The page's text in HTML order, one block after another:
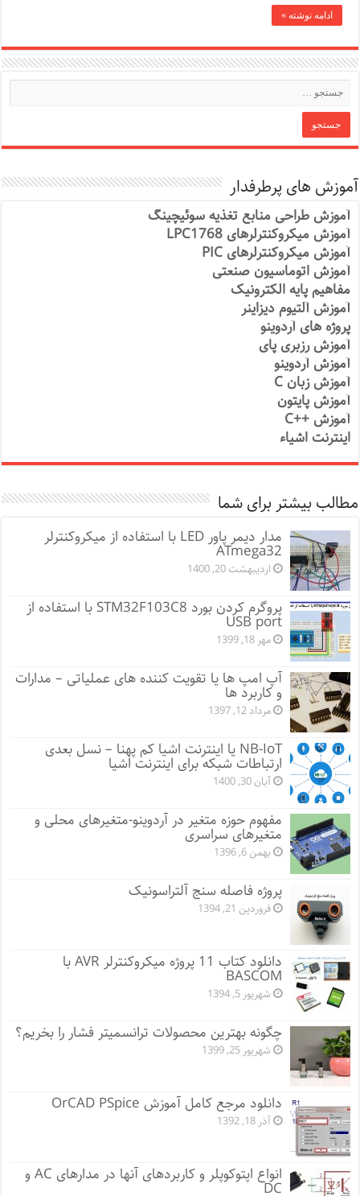
ادامه نوشته »
آموزش های پرطرفدار
آموزش طراحی منابع تغذیه سوئیچینگ
آموزش میکروکنترلرهای LPC1768
آموزش میکروکنترلرهای PIC
آموزش اتوماسیون صنعتی
مفاهیم پایه الکترونیک
آموزش آلتیوم دیزاینر
پروژه های آردوینو
آموزش رزبری پای
آموزش آردوینو
آموزش زبان C
آموزش پایتون
آموزش ++C
اینترنت اشیاء
مطالب بیشتر برای شما
مدار دیمر پاور LED با استفاده از میکروکنترلر
ATmega32
اردیبهشت 20, 1400
پروگرم کردن بورد STM32F103C8 با استفاده از
USB port
مهر 18, 1399
آپ امپ ها یا تقویت کننده های عملیاتی – مدارات
و کاربرد ها
مرداد 12, 1397
NB-IoT یا اینترنت اشیا کم پهنا – نسل بعدی
ارتباطات شبکه برای اینترنت اشیا
آبان 30, 1400
مفهوم حوزه متغیر در آردوینو-متغیرهای محلی و
متغیرهای سراسری
بهمن 6, 1396
پروژه فاصله سنج آلتراسونیک
فروردین 21, 1394
دانلود کتاب 11 پروژه میکروکنترلر AVR با
BASCOM
شهریور 5, 1394
چگونه بهترین محصولات ترانسمیتر فشار را بخریم؟
شهریور 25, 1399
دانلود مرجع کامل آموزش OrCAD PSpice
آذر 18, 1392
انواع اپتوکوپلر و کاربردهای آنها در مدارهای AC و
DC